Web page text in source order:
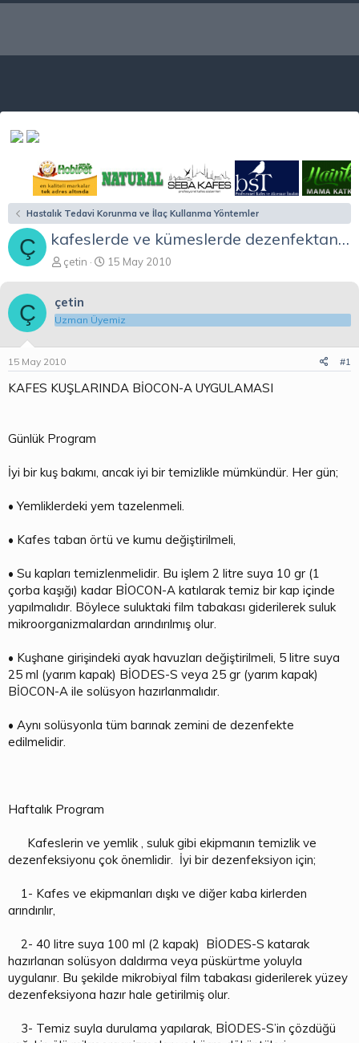
Hastalık Tedavi Korunma ve İlaç Kullanma Yöntemler
Ç kafeslerde ve kümeslerde dezenfektan için uygulama
K
b
u
u
b
ş
t
a
çetin
B
a
g
t
15 May 2010
Ç çetin
Uzman Üyemiz
15 May 2010 #1
KAFES KUŞLARINDA BİOCON-A UYGULAMASI
Günlük Program
İyi bir kuş bakımı, ancak iyi bir temizlikle mümkündür. Her gün;
• Yemliklerdeki yem tazelenmeli.
• Kafes taban örtü ve kumu değiştirilmeli,
• Su kapları temizlenmelidir. Bu işlem 2 litre suya 10 gr (1
çorba kaşığı) kadar BİOCON-A katılarak temiz bir kap içinde
yapılmalıdır. Böylece suluktaki film tabakası giderilerek suluk
mikroorganizmalardan arındırılmış olur.
• Kuşhane girişindeki ayak havuzları değiştirilmeli, 5 litre suya
25 ml (yarım kapak) BİODES-S veya 25 gr (yarım kapak)
BİOCON-A ile solüsyon hazırlanmalıdır.
• Aynı solüsyonla tüm barınak zemini de dezenfekte
edilmelidir.
Haftalık Program
Kafeslerin ve yemlik , suluk gibi ekipmanın temizlik ve
dezenfeksiyonu çok önemlidir. İyi bir dezenfeksiyon için;
1- Kafes ve ekipmanları dışkı ve diğer kaba kirlerden
arındırılır,
2- 40 litre suya 100 ml (2 kapak) BİODES-S katarak
hazırlanan solüsyon daldırma veya püskürtme yoluyla
uygulanır. Bu şekilde mikrobiyal film tabakası giderilerek yüzey
dezenfeksiyona hazır hale getirilmiş olur.
3- Temiz suyla durulama yapılarak, BİODES-S’in çözdüğü